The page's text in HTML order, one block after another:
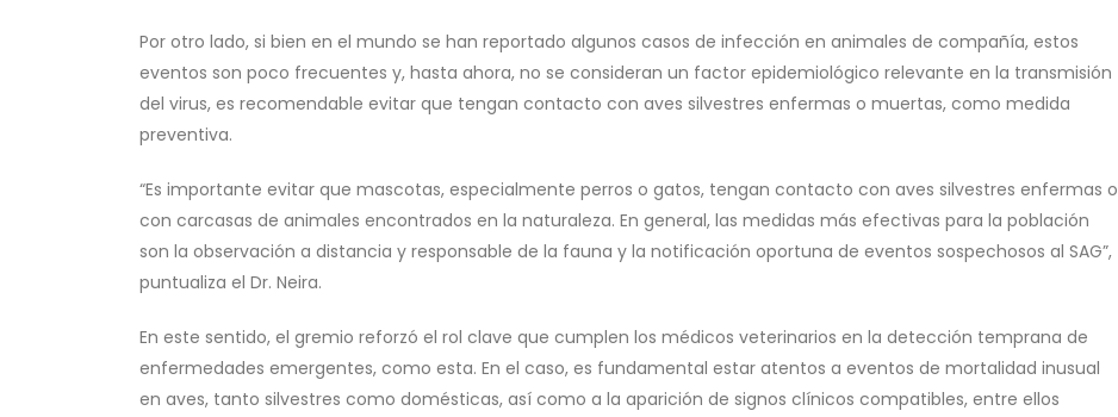
Por otro lado, si bien en el mundo se han reportado algunos casos de infección en animales de compañía, estos
eventos son poco frecuentes y, hasta ahora, no se consideran un factor epidemiológico relevante en la transmisión
del virus, es recomendable evitar que tengan contacto con aves silvestres enfermas o muertas, como medida
preventiva.
“Es importante evitar que mascotas, especialmente perros o gatos, tengan contacto con aves silvestres enfermas o
con carcasas de animales encontrados en la naturaleza. En general, las medidas más efectivas para la población
son la observación a distancia y responsable de la fauna y la notificación oportuna de eventos sospechosos al SAG”,
puntualiza el Dr. Neira.
En este sentido, el gremio reforzó el rol clave que cumplen los médicos veterinarios en la detección temprana de
enfermedades emergentes, como esta. En el caso, es fundamental estar atentos a eventos de mortalidad inusual
en aves, tanto silvestres como domésticas, así como a la aparición de signos clínicos compatibles, entre ellos